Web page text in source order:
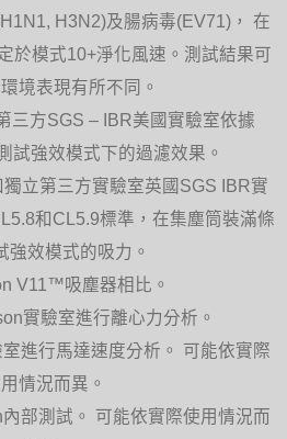
H3N2)及腸病毒(EV71)， 在
於模式10+淨化風速。測試結果可
境表現有所不同。
三方SGS – IBR美國實驗室依據
試強效模式下的過濾效果。
立第三方實驗室英國SGS IBR實
和CL5.9標準，在集塵筒裝滿條
強效模式的吸力。
V11™吸塵器相比。
實驗室進行離心力分析。
進行馬達速度分析。 可能依實際
情況而異。
部測試。 可能依實際使用情況而